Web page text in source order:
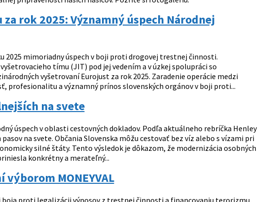
rok 2025: Významný úspech Národnej
mimoriadny úspech v boji proti drogovej trestnej činnosti.
tímu (JIT) pod jej vedením a v úzkej spolupráci so
vyšetrovaní Eurojust za rok 2025. Zaradenie operácie medzi
profesionalitu a významný prínos slovenských orgánov v boji proti...
na svete
úspech v oblasti cestovných dokladov. Podľa aktuálneho rebríčka Henley
na svete. Občania Slovenska môžu cestovať bez víz alebo s vízami pri
silné štáty. Tento výsledok je dôkazom, že modernizácia osobných
konkrétny a merateľný...
MONEYVAL
proti legalizácii výnosov z trestnej činnosti a financovaniu terorizmu,